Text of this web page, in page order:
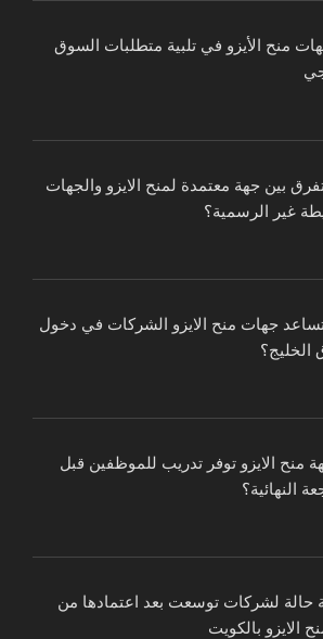
منح الأيزو في تلبية متطلبات السوق
بين جهة معتمدة لمنح الايزو والجهات
غير الرسمية؟
جهات منح الايزو الشركات في دخول
الخليج؟
منح الايزو توفر تدريب للموظفين قبل
النهائية؟
حالة لشركات توسعت بعد اعتمادها من
الايزو بالكويت